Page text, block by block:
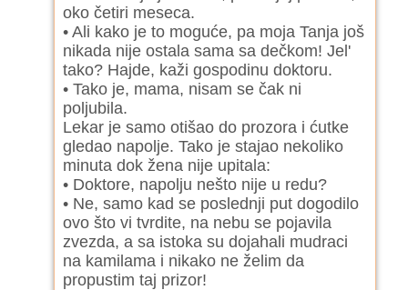
oko četiri meseca.
• Ali kako je to moguće, pa moja Tanja još
nikada nije ostala sama sa dečkom! Jel'
tako? Hajde, kaži gospodinu doktoru.
• Tako je, mama, nisam se čak ni
poljubila.
Lekar je samo otišao do prozora i ćutke
gledao napolje. Tako je stajao nekoliko
minuta dok žena nije upitala:
• Doktore, napolju nešto nije u redu?
• Ne, samo kad se poslednji put dogodilo
ovo što vi tvrdite, na nebu se pojavila
zvezda, a sa istoka su dojahali mudraci
na kamilama i nikako ne želim da
propustim taj prizor!